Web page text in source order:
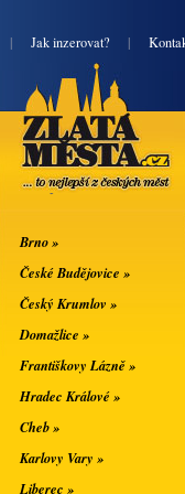
| Jak inzerovat? |
Zlatá města
... to nejlepší z
českých měst
Brno »
České Budějovice »
Český Krumlov »
Domažlice »
Františkovy Lázně »
Hradec Králové »
Cheb »
Karlovy Vary »
Liberec »